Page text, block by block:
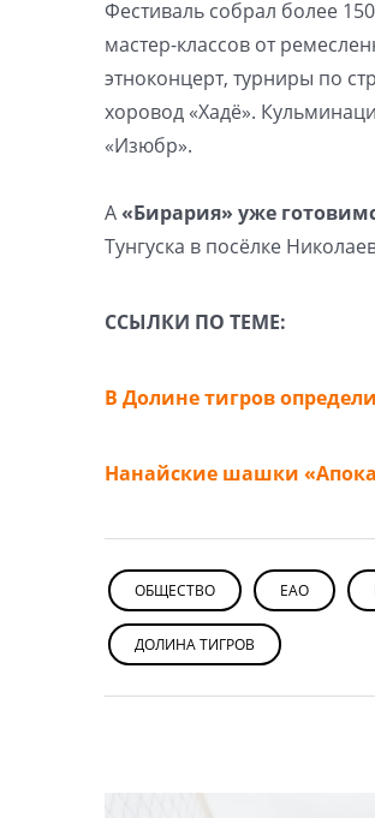
Фестиваль собрал более
мастер-классов от
этноконцерт, турниры по
хоровод «Хадё».
«Изюбр».
А«Бирария» уже
Тунгуска в посёлке
ССЫЛКИ ПО ТЕМЕ:
В Долине тигров
Нанайские шашки
ОБЩЕСТВО ЕАО
ДОЛИНА ТИГРОВ